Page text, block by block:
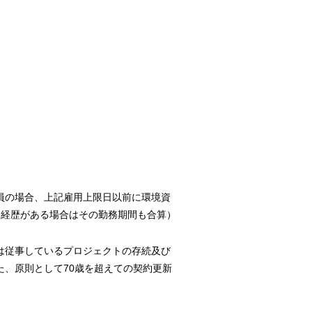
場合、上記雇⽤上限⽇以前に環境資
歴がある場合はその勤務期間も合算）
事しているプロジェクトの存続及び
原則として70歳を超えての契約更新